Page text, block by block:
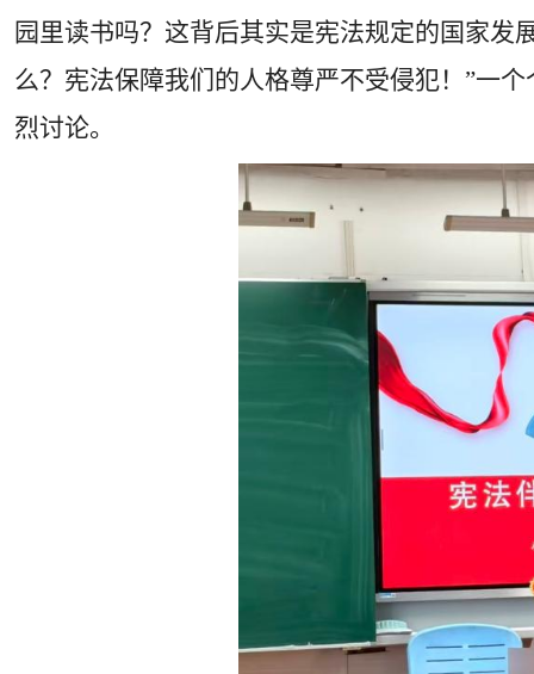
园里读书吗？这背后其实是宪法规定的国家发
么？宪法保障我们的人格尊严不受侵犯！”一
烈讨论。